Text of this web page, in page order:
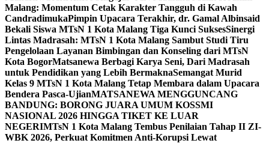
Malang: Momentum Cetak Karakter Tangguh di Kawah
CandradimukaPimpin Upacara Terakhir, dr. Gamal Albinsaid
Bekali Siswa MTsN 1 Kota Malang Tiga Kunci SuksesSinergi
Lintas Madrasah: MTsN 1 Kota Malang Sambut Studi Tiru
Pengelolaan Layanan Bimbingan dan Konseling dari MTsN
Kota BogorMatsanewa Berbagi Karya Seni, Dari Madrasah
untuk Pendidikan yang Lebih BermaknaSemangat Murid
Kelas 9 MTsN 1 Kota Malang Tetap Membara dalam Upacara
Bendera Pasca-UjianMATSANEWA MENGGUNCANG
BANDUNG: BORONG JUARA UMUM KOSSMI
NASIONAL 2026 HINGGA TIKET KE LUAR
NEGERIMTsN 1 Kota Malang Tembus Penilaian Tahap II ZI-
WBK 2026, Perkuat Komitmen Anti-Korupsi Lewat